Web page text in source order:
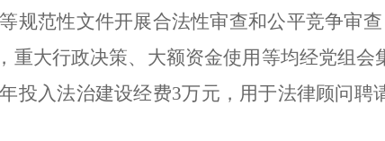
规范性文件开展合法性审查和公平竞争审
重大行政决策、大额资金使用等均经党组
投入法治建设经费3万元，用于法律顾问